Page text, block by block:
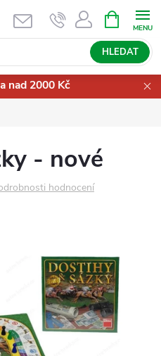
HLEDAT
NÁKUPNÍ
KOŠÍK
nad 2000 Kč
- nové
hodnocení